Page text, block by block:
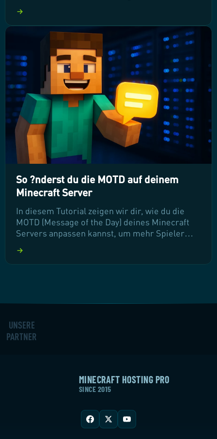
regelmäßigen Backups bis hin zu Server-
Neustarts – wir zeigen dir, wie du deinen
Server effizient verwalten kannst, damit er
immer reibungslos läuft. Lass uns gemeinsam
die Möglichkeiten entdecken!
So ?nderst du die MOTD auf deinem
Minecraft Server
In diesem Tutorial zeigen wir dir, wie du die
MOTD (Message of the Day) deines Minecraft
Servers anpassen kannst, um mehr Spieler
individuelle Note zu verleihen. Du lernst, wie
du ansprechende Texte mit Farbcodes und
UNSERE
PARTNER
MINECRAFT HOSTING PRO
SINCE 2015